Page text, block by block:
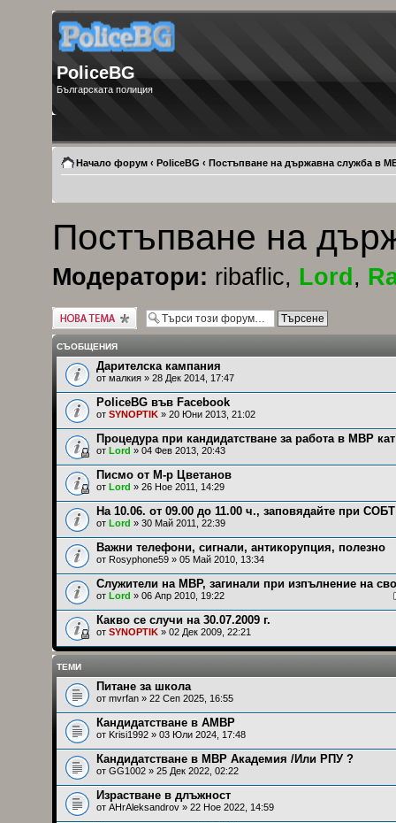
PoliceBG
Българската полиция
Начало форум ‹ PoliceBG ‹ Постъпване на държавна служба в
Постъпване на
Модератори: ribaflic, Lord ,
Публикувай нова
тема
СЪОБЩЕНИЯ
Дарителска кампания
от малкия » 28 Дек 2014, 17:47
PoliceBG във Facebook
от SYNOPTIK » 20 Юни 2013, 21:02
Процедура при кандидатстване за работа в МВР
от Lord » 04 Фев 2013, 20:43
Писмо от М-р Цветанов
от Lord » 26 Ное 2011, 14:29
На 10.06. от 09.00 до 11.00 ч., заповядайте при
от Lord » 30 Май 2011, 22:39
Важни телефони, сигнали, антикорупция, полезно
от Rosyphone59 » 05 Май 2010, 13:34
Служители на МВР, загинали при изпълнение на
от Lord » 06 Апр 2010, 19:22
Какво се случи на 30.07.2009 г.
от SYNOPTIK » 02 Дек 2009, 22:21
ТЕМИ
Питане за школа
от mvrfan » 22 Сеп 2025, 16:55
Кандидатстване в АМВР
от Krisi1992 » 03 Юли 2024, 17:48
Кандидатстване в МВР Академия /Или РПУ ?
от GG1002 » 25 Дек 2022, 02:22
Израстване в длъжност
от AHrAleksandrov » 22 Ное 2022, 14:59